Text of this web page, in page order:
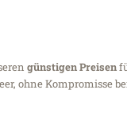
günstigen Preisen
ohne Kompromisse